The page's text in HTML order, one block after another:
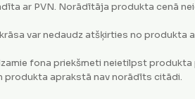
ar PVN. Norādītāja produkta cenā
var nedaudz atšķirties no produkta
fona priekšmeti neietilpst produkta
produkta aprakstā nav norādīts citādi.